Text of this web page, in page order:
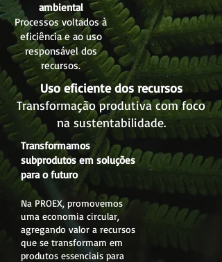
ambiental
Processos voltados à
eficiência e ao uso
responsável dos
recursos.
Uso eficiente dos recursos
Transformação produtiva com foco
na sustentabilidade.
Transformamos
subprodutos em soluções
para o futuro
Na PROEX, promovemos
uma economia circular,
agregando valor a recursos
que se transformam em
produtos essenciais para